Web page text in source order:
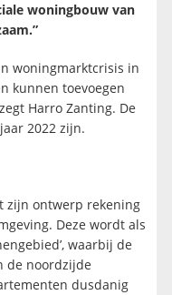
woningbouw van
woningmarktcrisis in
kunnen toevoegen
Harro Zanting. De
2022 zijn.
zijn ontwerp rekening
Deze wordt als
waarbij de
de noordzijde
dusdanig